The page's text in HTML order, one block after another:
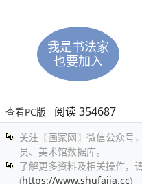
我是书法家
也要加入
查看PC版 阅读 354687
关注〖画家网〗微信公众号
员、美术馆数据库。
了解更多资料及相关操作，
(https://www.shufajia.cc)